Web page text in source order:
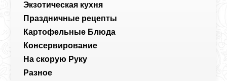
Экзотическая кухня
Праздничные рецепты
Картофельные Блюда
Консервирование
На скорую Руку
Разное